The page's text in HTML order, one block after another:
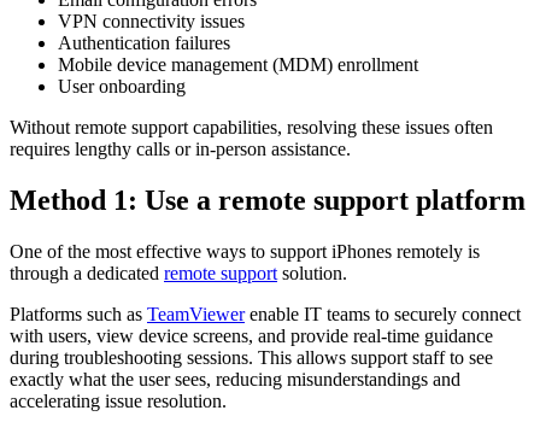
VPN connectivity issues
Authentication failures
Mobile device management (MDM) enrollment
User onboarding
Without remote support capabilities, resolving these issues often
requires lengthy calls or in-person assistance.
Method 1: Use a remote support platform
One of the most effective ways to support iPhones remotely is
through a dedicated remote support solution.
Platforms such as TeamViewerenable IT teams to securely connect
with users, view device screens, and provide real-time guidance
during troubleshooting sessions. This allows support staff to see
exactly what the user sees, reducing misunderstandings and
accelerating issue resolution.